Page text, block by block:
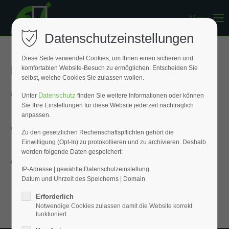
Register
Support
Lorem ipsum dolor sit amet:
24h/ 365days
Mon - Fri 8:00am - 5:00pm(GMT +1)
Get in touch
Cybersteel Inc.
Menu
Protokolle
Aufheizprotokoll FP 268 Schnellestrich.pdf (878,0 KiB)
Aufheizprotokoll FP 265 Zementfließ-Estrich.pdf
KiB)
Datenschutzeinstellungen
Diese Seite verwendet Cookies, um Ihnen einen sicheren und
komfortablen Website-Besuch zu ermöglichen. Entscheiden Sie
selbst, welche Cookies Sie zulassen wollen.
Unter Datenschutz finden Sie weitere Informationen oder können
Sie Ihre Einstellungen für diese Website jederzeit nachträglich
anpassen.
Zu den gesetzlichen Rechenschaftspflichten gehört die
Einwilligung (Opt-In) zu protokollieren und zu archivieren. Deshalb
werden folgende Daten gespeichert:
IP-Adresse | gewählte Datenschutzeinstellung
Datum und Uhrzeit des Speicherns | Domain
Erforderlich
Notwendige Cookies zulassen damit die Website korrekt
funktioniert